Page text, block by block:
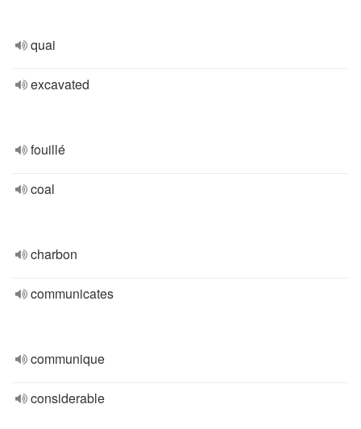
quai
excavated
fouillé
coal
charbon
communicates
communique
considerable